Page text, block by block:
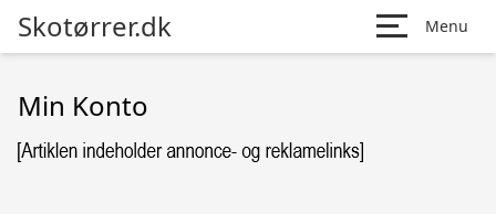
Skotørrer.dk Menu
Min Konto